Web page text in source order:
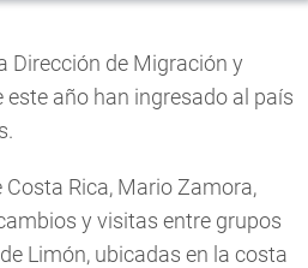
Dirección de Migración y
año han ingresado al país
Rica, Mario Zamora,
y visitas entre grupos
Limón, ubicadas en la costa